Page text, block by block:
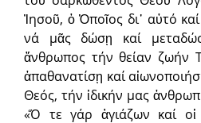
Ἰησοῦ, ὁ Ὁποῖος δι᾽ αὐτό
νά μᾶς δώσῃ καί
ἄνθρωπος τήν θείαν ζωήν
ἀπαθανατίσῃ καί
Θεός, τήν ἰδικήν μας
«Ὅ τε γάρ ἁγιάζων καί οἱ